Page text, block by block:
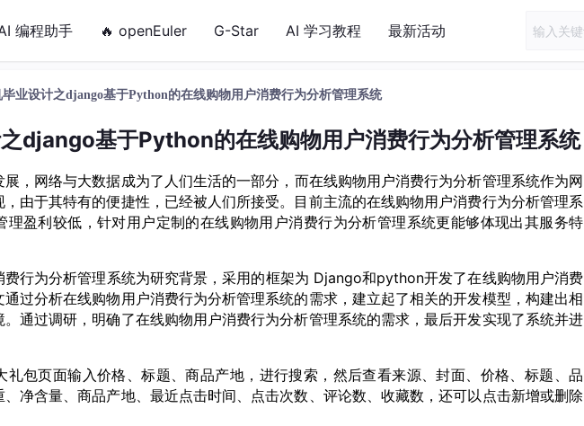
编程助手 🔥 openEuler G-Star AI 学习教程 最新活动
业设计之django基于Python的在线购物用户消费行为分析管理系统
django基于Python的在线购物用户消费行为分析管理系统
展，网络与大数据成为了人们生活的一部分，而在线购物用户消费行为分析管理系统作为网
由于其特有的便捷性，已经被人们所接受。目前主流的在线购物用户消费行为分析管理系
理盈利较低，针对用户定制的在线购物用户消费行为分析管理系统更能够体现出其服务特
费行为分析管理系统为研究背景，采用的框架为 Django和python开发了在线购物用户消费
通过分析在线购物用户消费行为分析管理系统的需求，建立起了相关的开发模型，构建出相
通过调研，明确了在线购物用户消费行为分析管理系统的需求，最后开发实现了系统并进
礼包页面输入价格、标题、商品产地 ， 进行搜索 ， 然后查看来源、封面、价格、标题、品
净含量、商品产地、最近点击时间、点击次数、评论数、收藏数，还可以点击新增或删除